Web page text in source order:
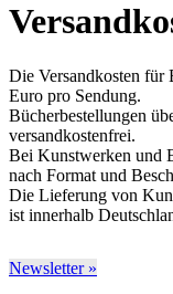
Die Versandkosten für
Euro pro Sendung.
Bücherbestellungen
versandkostenfrei.
Bei Kunstwerken und
nach Format und
Die Lieferung von
ist innerhalb
Newsletter »